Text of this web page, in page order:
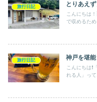
旅行日記 とりあえ
こんにちは
で収めるた
旅行日記 神戸を堪能
こんにちは
れる人」っ